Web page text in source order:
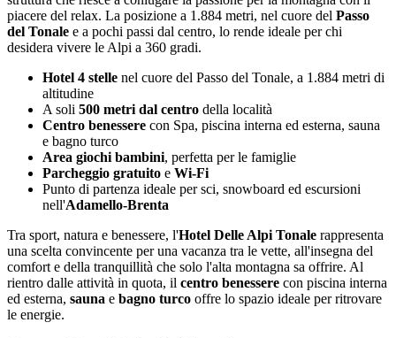
piacere del relax. La posizione a 1.884 metri, nel cuore del Passo
del Tonale e a pochi passi dal centro, lo rende ideale per chi
desidera vivere le Alpi a 360 gradi.
Hotel 4 stelle nel cuore del Passo del Tonale, a 1.884 metri di
altitudine
A soli 500 metri dal centro della località
Centro benessere con Spa, piscina interna ed esterna, sauna
e bagno turco
Area giochi bambini, perfetta per le famiglie
Parcheggio gratuito e Wi-Fi
Punto di partenza ideale per sci, snowboard ed escursioni
nell'Adamello-Brenta
Tra sport, natura e benessere, l'Hotel Delle Alpi Tonale rappresenta
una scelta convincente per una vacanza tra le vette, all'insegna del
comfort e della tranquillità che solo l'alta montagna sa offrire. Al
rientro dalle attività in quota, il centro benessere con piscina interna
ed esterna, sauna e bagno turco offre lo spazio ideale per ritrovare
le energie.